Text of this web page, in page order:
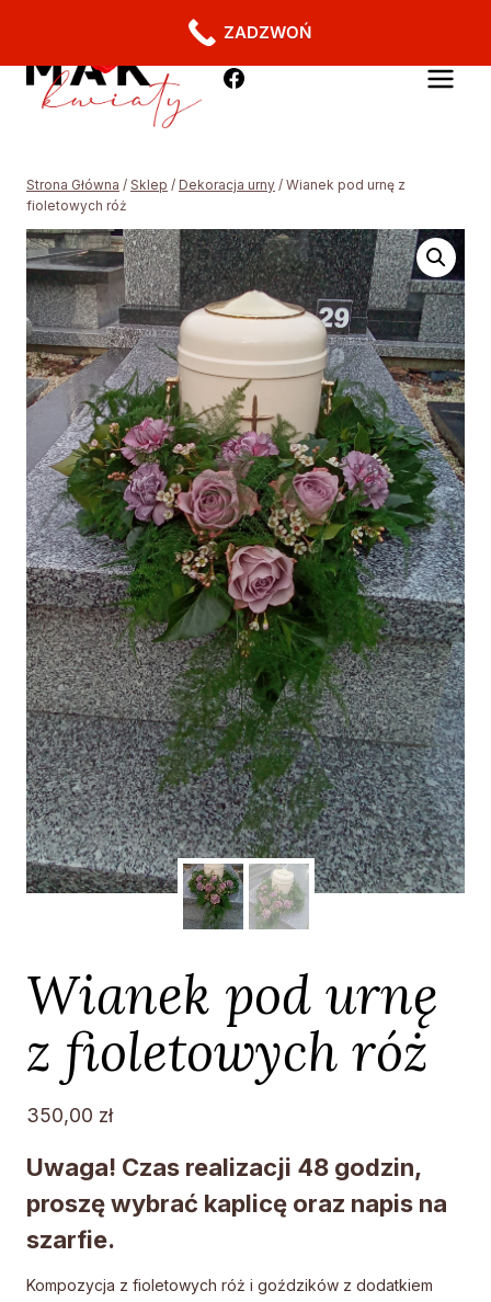
Strona Główna / Sklep / Dekoracja urny / Wianek pod urnę z
fioletowych róż
Wianek pod urnę
z fioletowych róż
350,00 zł
Uwaga! Czas realizacji 48 godzin,
proszę wybrać kaplicę oraz napis na
szarfie.
Kompozycja z fioletowych róż i goździków z dodatkiem
ZADZWOŃ